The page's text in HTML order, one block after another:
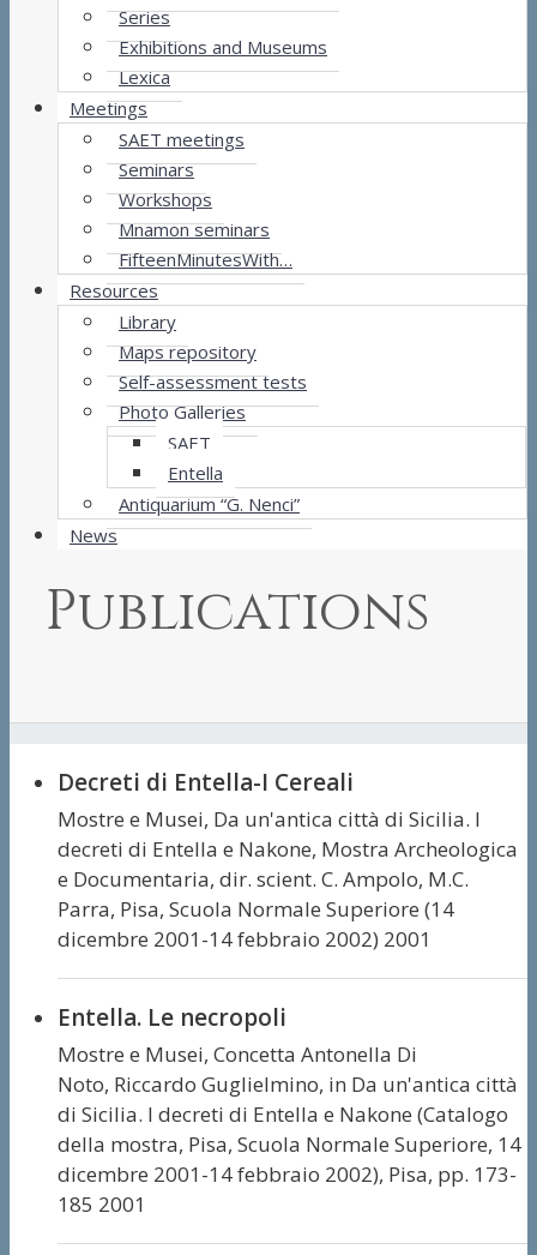
Series
Exhibitions and Museums
Lexica
Meetings
SAET meetings
Seminars
Workshops
Mnamon seminars
FifteenMinutesWith…
Resources
Library
Maps repository
Self-assessment tests
Photo Galleries
SAET
Entella
Antiquarium “G. Nenci”
News
Publications
Decreti di Entella-I Cereali
Mostre e Musei, Da un'antica città di Sicilia. I
decreti di Entella e Nakone, Mostra Archeologica
e Documentaria, dir. scient. C. Ampolo, M.C.
Parra, Pisa, Scuola Normale Superiore (14
dicembre 2001-14 febbraio 2002) 2001
Entella. Le necropoli
Mostre e Musei, Concetta Antonella Di
Noto, Riccardo Guglielmino, in Da un'antica città
di Sicilia. I decreti di Entella e Nakone (Catalogo
della mostra, Pisa, Scuola Normale Superiore, 14
dicembre 2001-14 febbraio 2002), Pisa, pp. 173-
185 2001